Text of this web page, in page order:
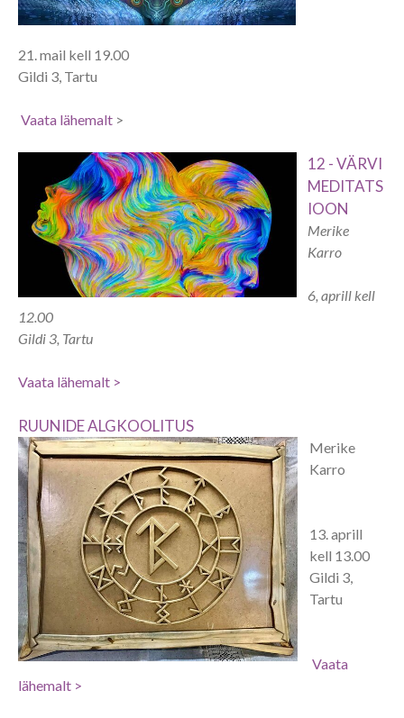
21. mail kell 19.00
Gildi 3, Tartu
Vaata lähemalt >
12 - VÄRVI
MEDITATS
IOON
Merike
Karro
6, aprill kell
12.00
Gildi 3, Tartu
Vaata lähemalt >
RUUNIDE ALGKOOLITUS
Merike
Karro
13. aprill
kell 13.00
Gildi 3,
Tartu
Vaata
lähemalt >